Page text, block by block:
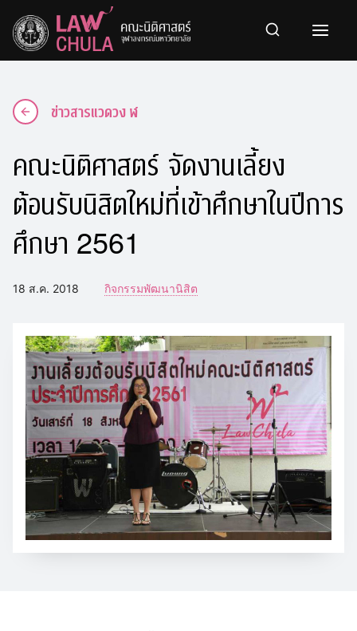
content
ข่าวสารแวดวง ฬ
คณะนิติศาสตร์ จัดงานเลี้ยง
ต้อนรับนิสิตใหม่ที่เข้าศึกษาในปีการ
ศึกษา 2561
18 ส.ค. 2018 กิจกรรมพัฒนานิสิต